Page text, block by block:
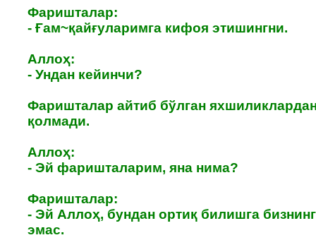
Фаришталар:
- Ғам~қайғуларимга кифоя этишингни.
Аллоҳ:
- Ундан кейинчи?
Фаришталар айтиб бўлган
қолмади.
Аллоҳ:
- Эй фаришталарим, яна нима?
Фаришталар:
- Эй Аллоҳ, бундан ортиқ билишга
эмас.